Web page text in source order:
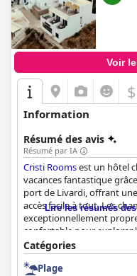
Voir
$
Information
Résumé des avis
Résumé par IA
Cristi Roomsest un hôtel
vacances fantastique
port de Livardi, offrant
accès facile à tout. Les
exceptionnellement
confortable pour explorer
amical et serviable, se
comme en famille. La
majeur et les lits sont
Lire les résumés
Catégories
Plage